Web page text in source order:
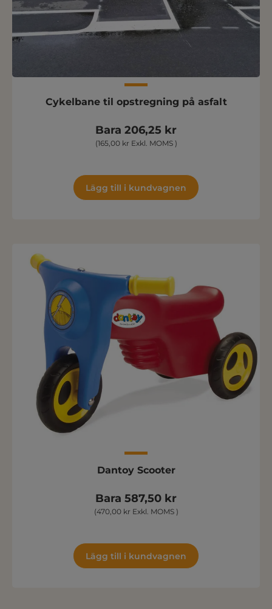
Cykelbane til opstregning på asfalt
Bara 206,25 kr
(165,00 kr Exkl. MOMS )
Lägg till i kundvagnen
Dantoy Scooter
Bara 587,50 kr
(470,00 kr Exkl. MOMS )
Lägg till i kundvagnen